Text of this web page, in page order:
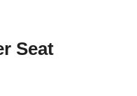
Seat